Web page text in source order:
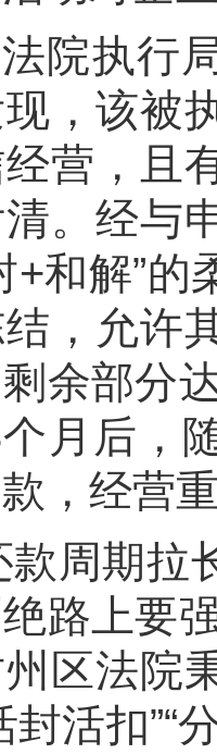
院执行
，该被
营，且
。经与
+和解”
，允许
余部分
个月后
，经营
款周期拉
路上要
区法院
封活扣”“